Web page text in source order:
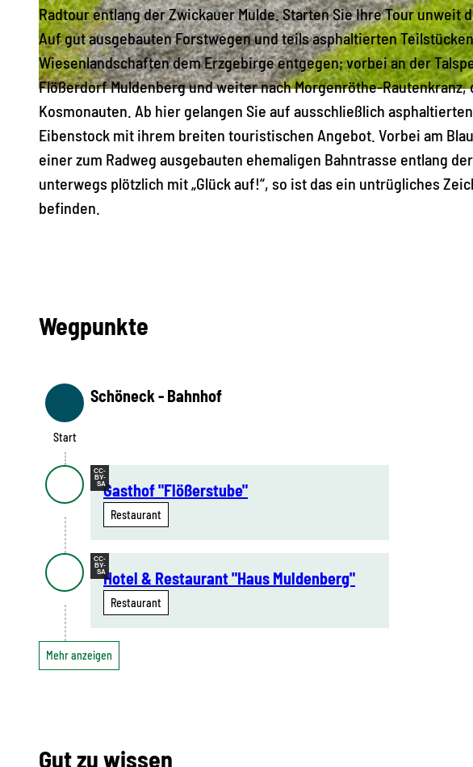
Radtour entlang der Zwickauer Mulde. Starten Sie Ihre Tour unweit
Auf gut ausgebauten Forstwegen und teils asphaltierten
Wiesenlandschaften dem Erzgebirge entgegen; vorbei an der
Flößerdorf Muldenberg und weiter nach Morgenröthe-Rautenkranz,
Kosmonauten. Ab hier gelangen Sie auf ausschließlich
Eibenstock mit ihrem breiten touristischen Angebot. Vorbei am
einer zum Radweg ausgebauten ehemaligen Bahntrasse entlang
unterwegs plötzlich mit „Glück auf!“, so ist das ein untrügliches
befinden.
Wegpunkte
Start
Start
Schöneck - Bahnhof
CC-
BY-
SAGasthof "Flößerstube"
Restaurant
CC-
BY-
SAHotel & Restaurant "Haus Muldenberg"
Restaurant
Mehr anzeigen
Gut zu wissen